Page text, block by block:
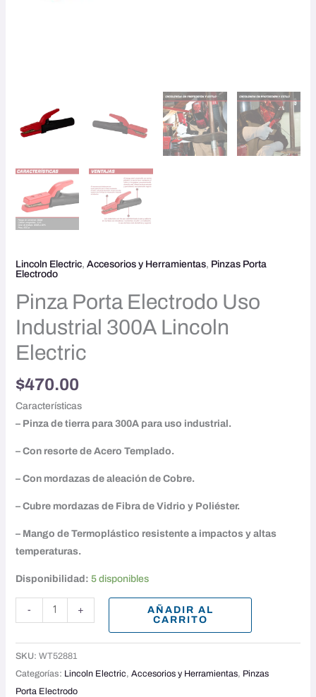
Lincoln Electric, Accesorios y Herramientas, Pinzas Porta
Electrodo
Pinza Porta Electrodo Uso
Industrial 300A Lincoln
Electric
$470.00
Características
– Pinza de tierra para 300A para uso industrial.
– Con resorte de Acero Templado.
– Con mordazas de aleación de Cobre.
– Cubre mordazas de Fibra de Vidrio y Poliéster.
– Mango de Termoplástico resistente a impactos y altas
temperaturas.
Disponibilidad: 5 disponibles
- +
AÑADIR AL
CARRITO
SKU: WT52881
Categorías: Lincoln Electric, Accesorios y Herramientas, Pinzas
Porta Electrodo